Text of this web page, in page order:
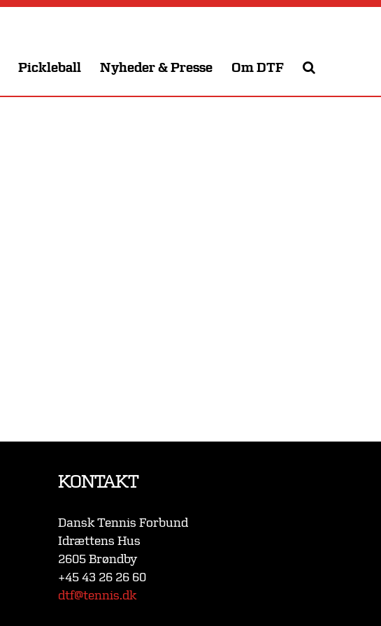
Pickleball Nyheder & Presse Om DTF
KONTAKT
Dansk Tennis Forbund
Idrættens Hus
2605 Brøndby
+45 43 26 26 60
dtf@tennis.dk